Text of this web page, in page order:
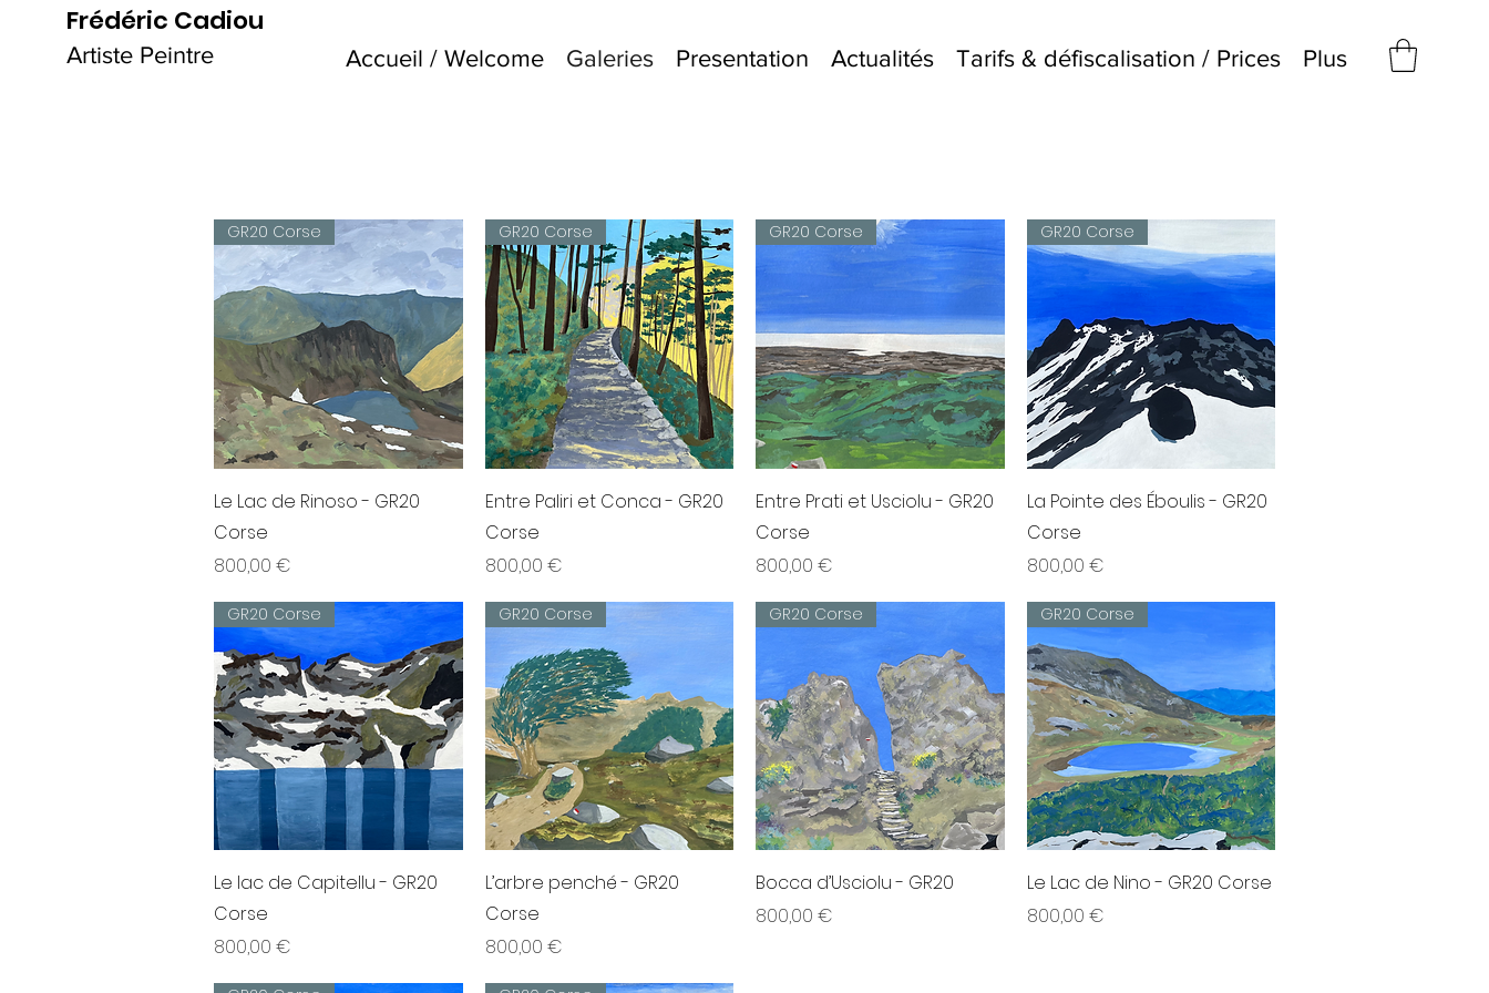
Frédéric Cadiou
Artiste Peintre Accueil / Welcome Galeries Presentation Actualités Tarifs & défiscalisation / Prices Plus
Aperçu rapide
GR20 Corse
Le Lac de Rinoso - GR20
Corse
Prix
800,00 €
Aperçu rapide
GR20 Corse
Entre Paliri et Conca - GR20
Corse
Prix
800,00 €
Aperçu rapide
GR20 Corse
Entre Prati et Usciolu - GR20
Corse
Prix
800,00 €
Aperçu rapide
GR20 Corse
La Pointe des Éboulis - GR20
Corse
Prix
800,00 €
Aperçu rapide
GR20 Corse
Le lac de Capitellu - GR20
Corse
Prix
800,00 €
Aperçu rapide
GR20 Corse
L’arbre penché - GR20
Corse
Prix
800,00 €
Aperçu rapide
GR20 Corse
Bocca d’Usciolu - GR20
Prix
800,00 €
Aperçu rapide
GR20 Corse
Le Lac de Nino - GR20 Corse
Prix
800,00 €